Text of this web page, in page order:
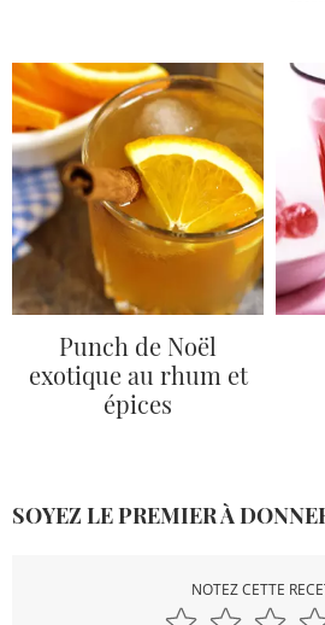
Punch de Noël
exotique au rhum et
épices
SOYEZ LE PREMIER À
NOTEZ CETTE